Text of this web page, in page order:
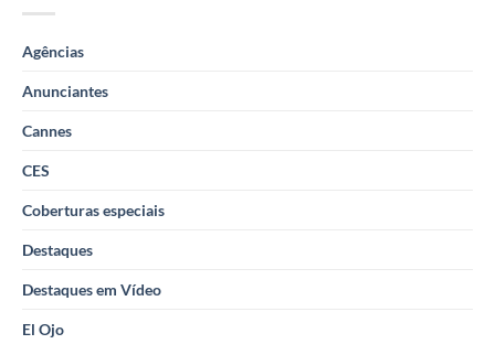
Agências
Anunciantes
Cannes
CES
Coberturas especiais
Destaques
Destaques em Vídeo
El Ojo